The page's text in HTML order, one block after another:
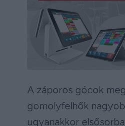
A záporos gócok
gomolyfelhők
ugyanakkor